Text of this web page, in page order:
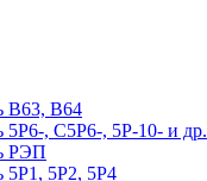
В63, В64
5Р6-, С5Р6-, 5Р-10- и др.
РЭП
5Р1, 5Р2, 5Р4